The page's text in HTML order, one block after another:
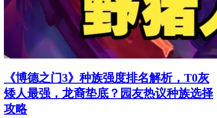
《博德之门3》种族强度排名解析，T0灰
矮人最强，龙裔垫底？园友热议种族选择
攻略